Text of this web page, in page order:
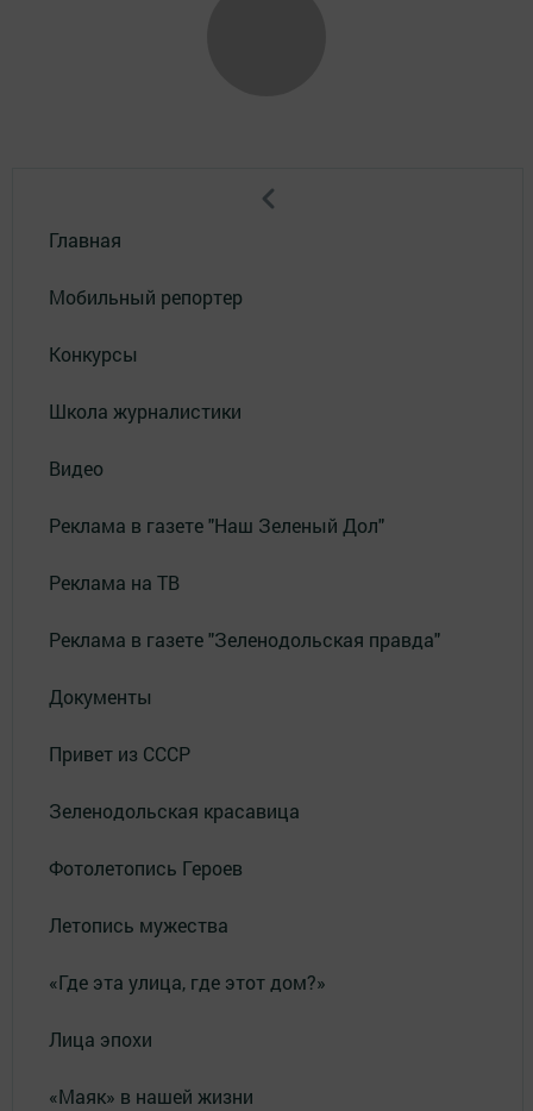
Главная
Мобильный репортер
Конкурсы
Школа журналистики
Видео
Реклама в газете "Наш Зеленый Дол"
Реклама на ТВ
Реклама в газете "Зеленодольская правда"
Документы
Привет из СССР
Зеленодольская красавица
Фотолетопись Героев
Летопись мужества
«Где эта улица, где этот дом?»
Лица эпохи
«Маяк» в нашей жизни